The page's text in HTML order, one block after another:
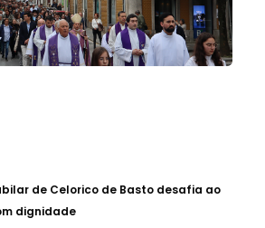
de Celorico de Basto desafia ao
dignidade